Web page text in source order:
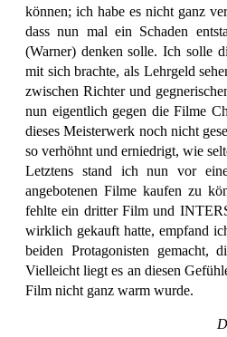
können; ich habe es nicht ganz
dass nun mal ein Schaden
(Warner) denken solle. Ich solle
mit sich brachte, als Lehrgeld
zwischen Richter und
nun eigentlich gegen die Filme
dieses Meisterwerk noch nicht
so verhöhnt und erniedrigt, wie
Letztens stand ich nun vor
angebotenen Filme kaufen zu
fehlte ein dritter Film und
wirklich gekauft hatte, empfand
beiden Protagonisten
Vielleicht liegt es an diesen
Film nicht ganz warm wurde.